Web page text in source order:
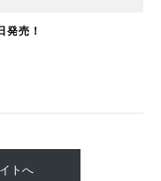
売！
トへ